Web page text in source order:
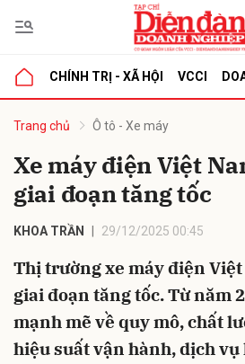
CHÍNH TRỊ - XÃ HỘI VCCI
Trang chủ Ô tô - Xe máy
Xe máy điện Việt
giai đoạn tăng tốc
KHOA TRẦN 29/12/2025 00:45
Thị trường xe máy điện Việt
giai đoạn tăng tốc. Từ năm
mạnh mẽ về quy mô, chất
hiệu suất vận hành, dịch vụ
luận